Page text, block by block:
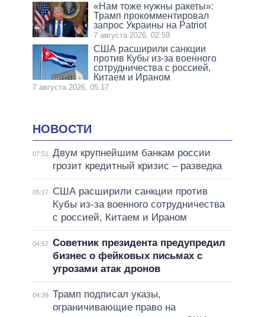
«Нам тоже нужны ракеты»:
Трамп прокомментировал
запрос Украины на Patriot
7 августа 2026, 02:59
США расширили санкции
против Кубы из-за военного
сотрудничества с россией,
Китаем и Ираном
7 августа 2026, 05:17
НОВОСТИ
07:51 Двум крупнейшим банкам россии
грозит кредитный кризис – разведка
05:17
США расширили санкции против
Кубы из-за военного сотрудничества
с россией, Китаем и Ираном
04:57 Советник президента предупредил
бизнес о фейковых письмах с
угрозами атак дронов
04:39 Трамп подписал указы,
ограничивающие право на